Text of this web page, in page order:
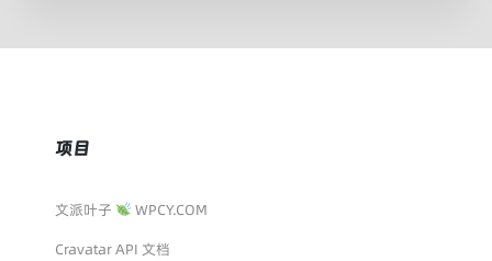
项目
文派叶子
WPCY.COM
Cravatar API 文档